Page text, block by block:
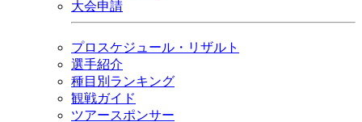
大会申請
プロスケジュール・リザルト
選手紹介
種目別ランキング
観戦ガイド
ツアースポンサー